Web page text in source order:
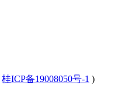
桂ICP备19008050号-1 )